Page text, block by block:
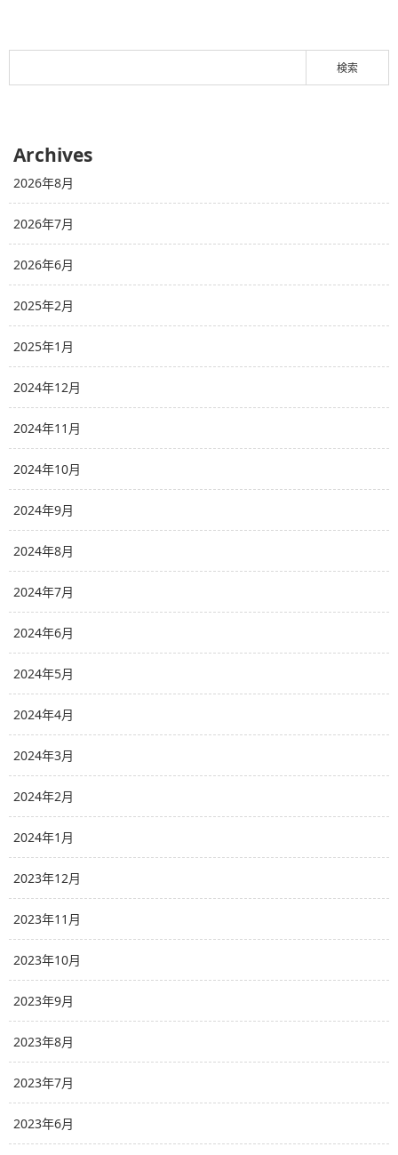
Archives
2026年8月
2026年7月
2026年6月
2025年2月
2025年1月
2024年12月
2024年11月
2024年10月
2024年9月
2024年8月
2024年7月
2024年6月
2024年5月
2024年4月
2024年3月
2024年2月
2024年1月
2023年12月
2023年11月
2023年10月
2023年9月
2023年8月
2023年7月
2023年6月